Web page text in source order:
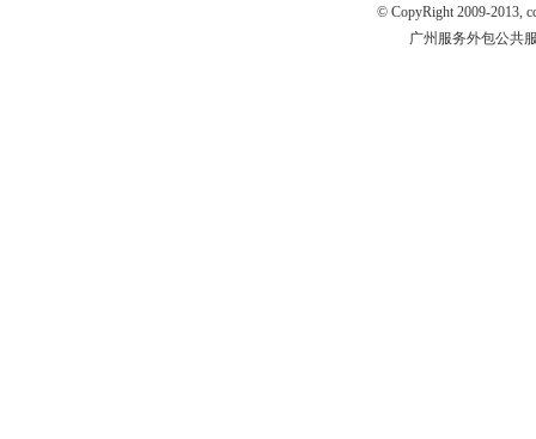
© CopyRight 2009-2013,
广州服务外包公共